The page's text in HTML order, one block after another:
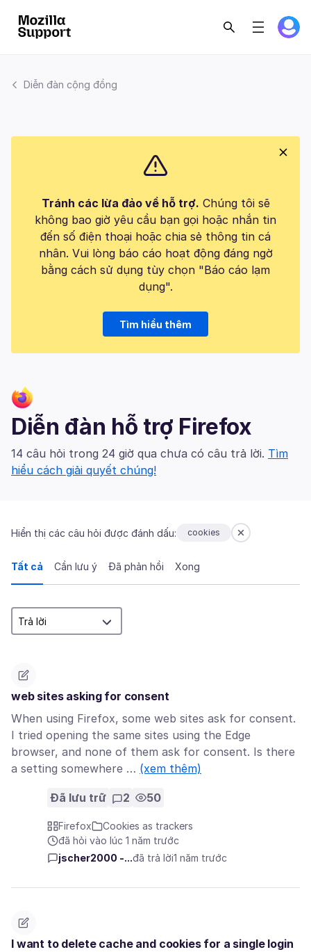
Diễn đàn cộng đồng
Tránh các lừa đảo về hỗ trợ. Chúng tôi sẽ
không bao giờ yêu cầu bạn gọi hoặc nhắn tin
đến số điện thoại hoặc chia sẻ thông tin cá
nhân. Vui lòng báo cáo hoạt động đáng ngờ
bằng cách sử dụng tùy chọn "Báo cáo lạm
dụng".
Tìm hiểu thêm
Diễn đàn hỗ trợ Firefox
14 câu hỏi trong 24 giờ qua chưa có câu trả lời. Tìm
hiểu cách giải quyết chúng!
Hiển thị các câu hỏi được đánh dấu: cookies
Tất cả Cần lưu ý Đã phản hồi Xong
web sites asking for consent
When using Firefox, some web sites ask for consent.
I tried opening the same sites using the Edge
browser, and none of them ask for consent. Is there
a setting somewhere … (xem thêm)
Đã lưu trữ 2 50
Firefox
Cookies as trackers
đã hỏi vào lúc 1 năm trước
jscher2000 -...đã trả lời1 năm trước
I want to delete cache and cookies for a single login